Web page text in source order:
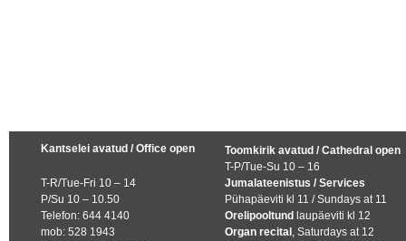
Kantselei avatud / Office open
T-R/Tue-Fri 10 – 14
P/Su 10 – 10.50
Telefon: 644 4140
mob: 528 1943
Toomkirik avatud / Cathedral open
T-P/Tue-Su 10 – 16
Jumalateenistus / Services
Pühapäeviti kl 11 / Sundays at 11
Orelipooltund laupäeviti kl 12
Organ recital , Saturdays at 12